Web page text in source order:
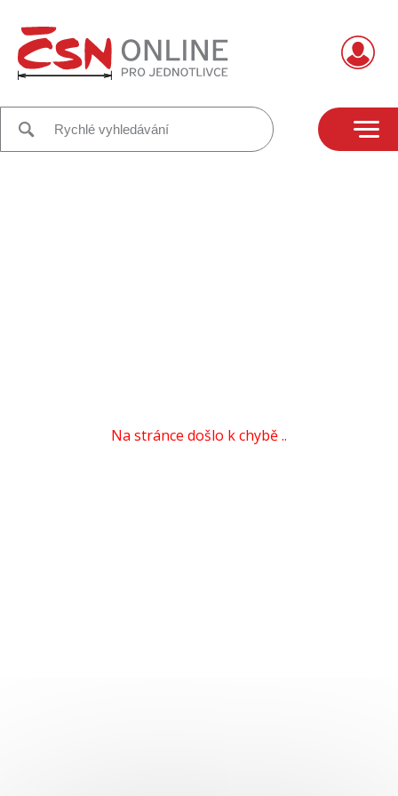
Na stránce došlo k chybě ..